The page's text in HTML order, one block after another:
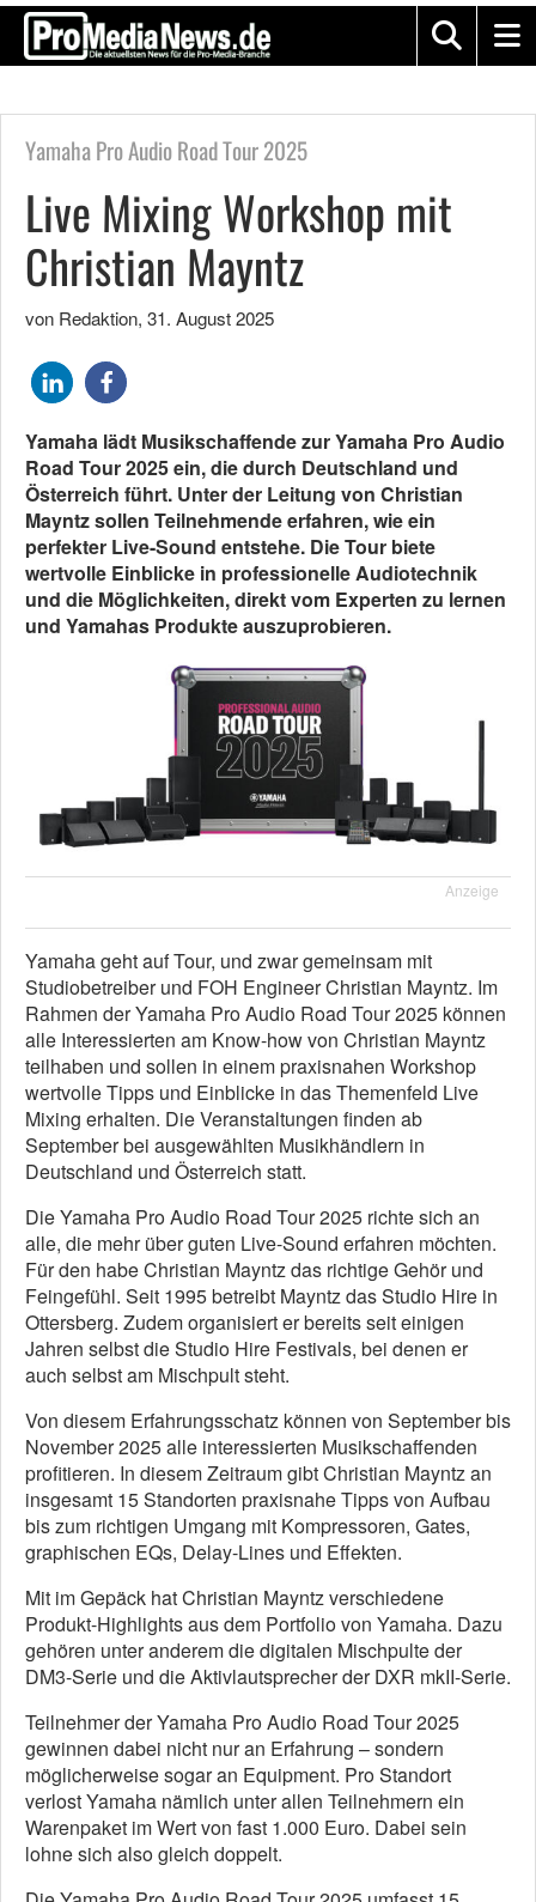
Yamaha Pro Audio Road Tour 2025
Live Mixing Workshop mit
Christian Mayntz
von Redaktion, 31. August 2025
Yamaha lädt Musikschaffende zur Yamaha Pro Audio
Road Tour 2025 ein, die durch Deutschland und
Österreich führt. Unter der Leitung von Christian
Mayntz sollen Teilnehmende erfahren, wie ein
perfekter Live-Sound entstehe. Die Tour biete
wertvolle Einblicke in professionelle Audiotechnik
und die Möglichkeiten, direkt vom Experten zu lernen
und Yamahas Produkte auszuprobieren.
Anzeige
Yamaha geht auf Tour, und zwar gemeinsam mit
Studiobetreiber und FOH Engineer Christian Mayntz. Im
Rahmen der Yamaha Pro Audio Road Tour 2025 können
alle Interessierten am Know-how von Christian Mayntz
teilhaben und sollen in einem praxisnahen Workshop
wertvolle Tipps und Einblicke in das Themenfeld Live
Mixing erhalten. Die Veranstaltungen finden ab
September bei ausgewählten Musikhändlern in
Deutschland und Österreich statt.
Die Yamaha Pro Audio Road Tour 2025 richte sich an
alle, die mehr über guten Live-Sound erfahren möchten.
Für den habe Christian Mayntz das richtige Gehör und
Feingefühl. Seit 1995 betreibt Mayntz das Studio Hire in
Ottersberg. Zudem organisiert er bereits seit einigen
Jahren selbst die Studio Hire Festivals, bei denen er
auch selbst am Mischpult steht.
Von diesem Erfahrungsschatz können von September bis
November 2025 alle interessierten Musikschaffenden
profitieren. In diesem Zeitraum gibt Christian Mayntz an
insgesamt 15 Standorten praxisnahe Tipps von Aufbau
bis zum richtigen Umgang mit Kompressoren, Gates,
graphischen EQs, Delay-Lines und Effekten.
Mit im Gepäck hat Christian Mayntz verschiedene
Produkt-Highlights aus dem Portfolio von Yamaha. Dazu
gehören unter anderem die digitalen Mischpulte der
DM3-Serie und die Aktivlautsprecher der DXR mkII-Serie.
Teilnehmer der Yamaha Pro Audio Road Tour 2025
gewinnen dabei nicht nur an Erfahrung – sondern
möglicherweise sogar an Equipment. Pro Standort
verlost Yamaha nämlich unter allen Teilnehmern ein
Warenpaket im Wert von fast 1.000 Euro. Dabei sein
lohne sich also gleich doppelt.